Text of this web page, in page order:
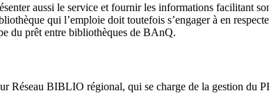
aussi le service et fournir les informations facilitant
qui l’emploie doit toutefois s’engager à en
du prêt entre bibliothèques de BAnQ.
Réseau BIBLIO régional, qui se charge de la gestion du